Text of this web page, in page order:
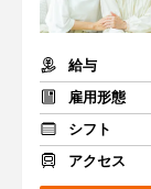
給与
雇用形態
シフト
アクセス